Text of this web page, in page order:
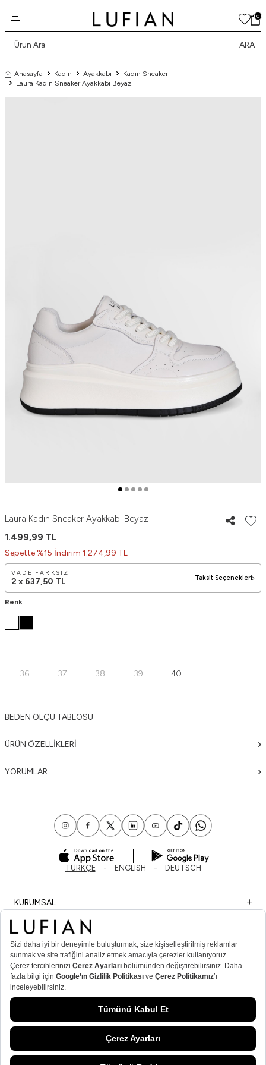
0
ARA
Anasayfa Kadın Ayakkabı
Kadın Sneaker
Laura Kadın Sneaker Ayakkabı Beyaz
Laura Kadın Sneaker Ayakkabı Beyaz
1.499,99 TL
Sepette %15 İndirim 1.274,99 TL
VADE FARKSIZ
2 x 637,50 TL Taksit Seçenekleri
Renk
36 37 38 39 40
BEDEN ÖLÇÜ TABLOSU
ÜRÜN ÖZELLIKLERI
YORUMLAR
TÜRKÇE ENGLISH DEUTSCH
KURUMSAL
ALIŞVERİŞ
ÖNEMLİ BİLGİLER
ÜYE
ERKEK POPÜLER KATEGORİLER
KADIN POPÜLER KATEGORİLER
© Lufian.com 2026 Tüm Hakları Saklıdır